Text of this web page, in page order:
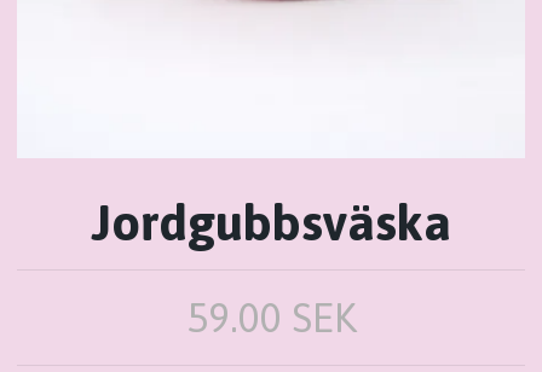
Jordgubbsväska
59.00 SEK